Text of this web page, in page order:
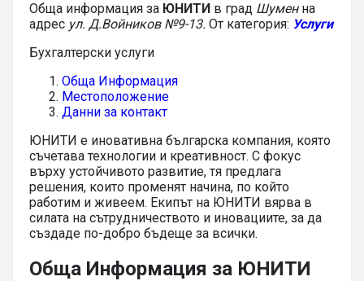
Обща информация за ЮНИТИ в град Шумен на
адрес ул. Д.Войников №9-13. От категория: Услуги
Бухгалтерски услуги
Обща Информация
Местоположение
Данни за контакт
ЮНИТИ е иновативна българска компания, която
съчетава технологии и креативност. С фокус
върху устойчивото развитие, тя предлага
решения, които променят начина, по който
работим и живеем. Екипът на ЮНИТИ вярва в
силата на сътрудничеството и иновациите, за да
създаде по-добро бъдеще за всички.
Обща Информация за ЮНИТИ